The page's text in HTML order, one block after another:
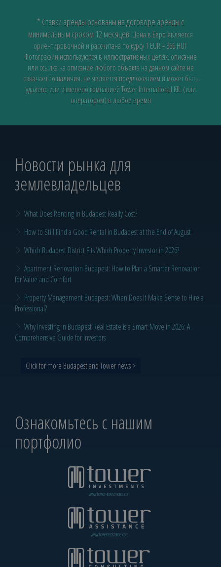
* Ставки аренды основаны на договоре аренды с
минимальным сроком 12 месяцев. Цена в Евро является
ориентировочной и рассчитана по курсу 1 EUR = 366 HUF
Фотографии используются в иллюстративных целях, описание
или ссылка на описание любого объекта на данном сайте не
означает го наличия, не является предложением и может быть
удалено или изменено компанией Tower International Kft. (или
оператором) в любое время
Новости рынка для
землевладельцев
What Does Renting in Budapest Really Cost?
How to Still Find a Good Rental in Budapest at the End of August
Which Budapest District Fits Which Property Investor in 2026?
Apartment Renovation Budapest: How to Plan a Smarter Renovation
for Value and Comfort
Property Management Budapest: When Does It Make Sense to Hire a
Professional?
Why Investing in Budapest Real Estate is a Smart Move in 2026: A
Comprehensive Guide for Investors
Click for more Budapest and Tower news >
Ознакомьтесь с нашим
портфолио
www.tower-investments.com
www.towerassistance.com